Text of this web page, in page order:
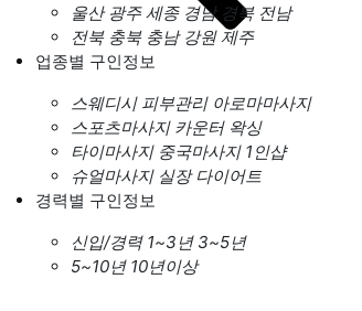
울산 광주 세종 경남 경북 전남
전북 충북 충남 강원 제주
업종별 구인정보
스웨디시 피부관리 아로마마사지
스포츠마사지 카운터 왁싱
타이마사지 중국마사지 1인샵
슈얼마사지 실장 다이어트
경력별 구인정보
신입/경력 1~3년 3~5년
5~10년 10년이상